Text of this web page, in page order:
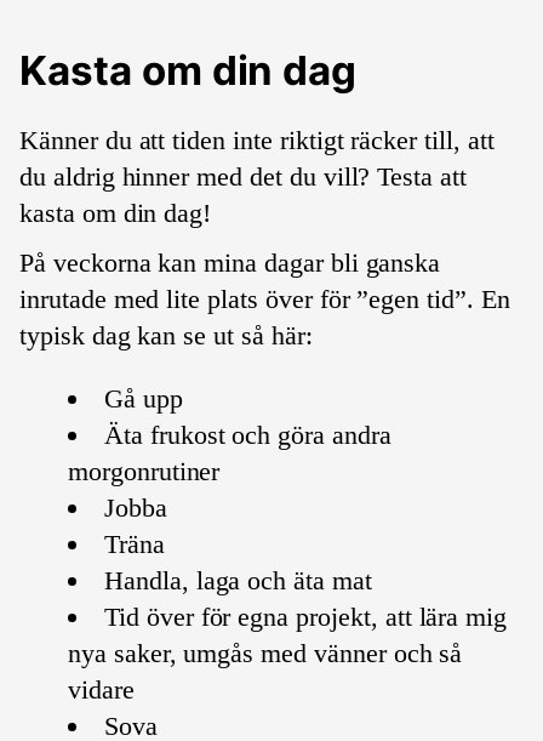
Kasta om din dag
Känner du att tiden inte riktigt räcker till, att
du aldrig hinner med det du vill? Testa att
kasta om din dag!
På veckorna kan mina dagar bli ganska
inrutade med lite plats över för ”egen tid”. En
typisk dag kan se ut så här:
Gå upp
Äta frukost och göra andra
morgonrutiner
Jobba
Träna
Handla, laga och äta mat
Tid över för egna projekt, att lära mig
nya saker, umgås med vänner och så
vidare
Sova